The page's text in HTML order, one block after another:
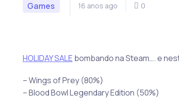
Games 16 anos ago 0
HOLIDAY SALE bombando na Steam…. e
– Wings of Prey (80%)
– Blood Bowl Legendary Edition (50%)